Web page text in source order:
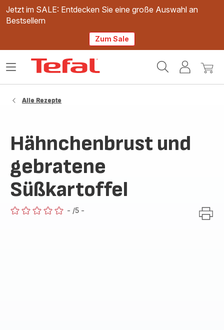
Jetzt im SALE: Entdecken Sie eine große Auswahl an
Bestsellern
Zum Sale
Mein
Mein
Das
Alle Rezepte
Hähnchenbrust und
gebratene
Süßkartoffel
- /5 -